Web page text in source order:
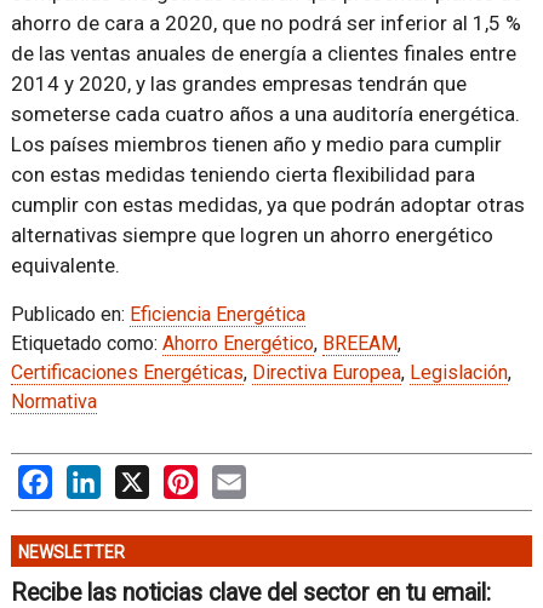
ahorro de cara a 2020, que no podrá ser inferior al 1,5 %
de las ventas anuales de energía a clientes finales entre
2014 y 2020, y las grandes empresas tendrán que
someterse cada cuatro años a una auditoría energética.
Los países miembros tienen año y medio para cumplir
con estas medidas teniendo cierta flexibilidad para
cumplir con estas medidas, ya que podrán adoptar otras
alternativas siempre que logren un ahorro energético
equivalente.
Publicado en: Eficiencia Energética
Etiquetado como: Ahorro Energético, BREEAM,
Certificaciones Energéticas, Directiva Europea, Legislación,
Normativa
FacebookLinkedIn
X PinterestEmail
NEWSLETTER
Recibe las noticias clave del sector en tu email: